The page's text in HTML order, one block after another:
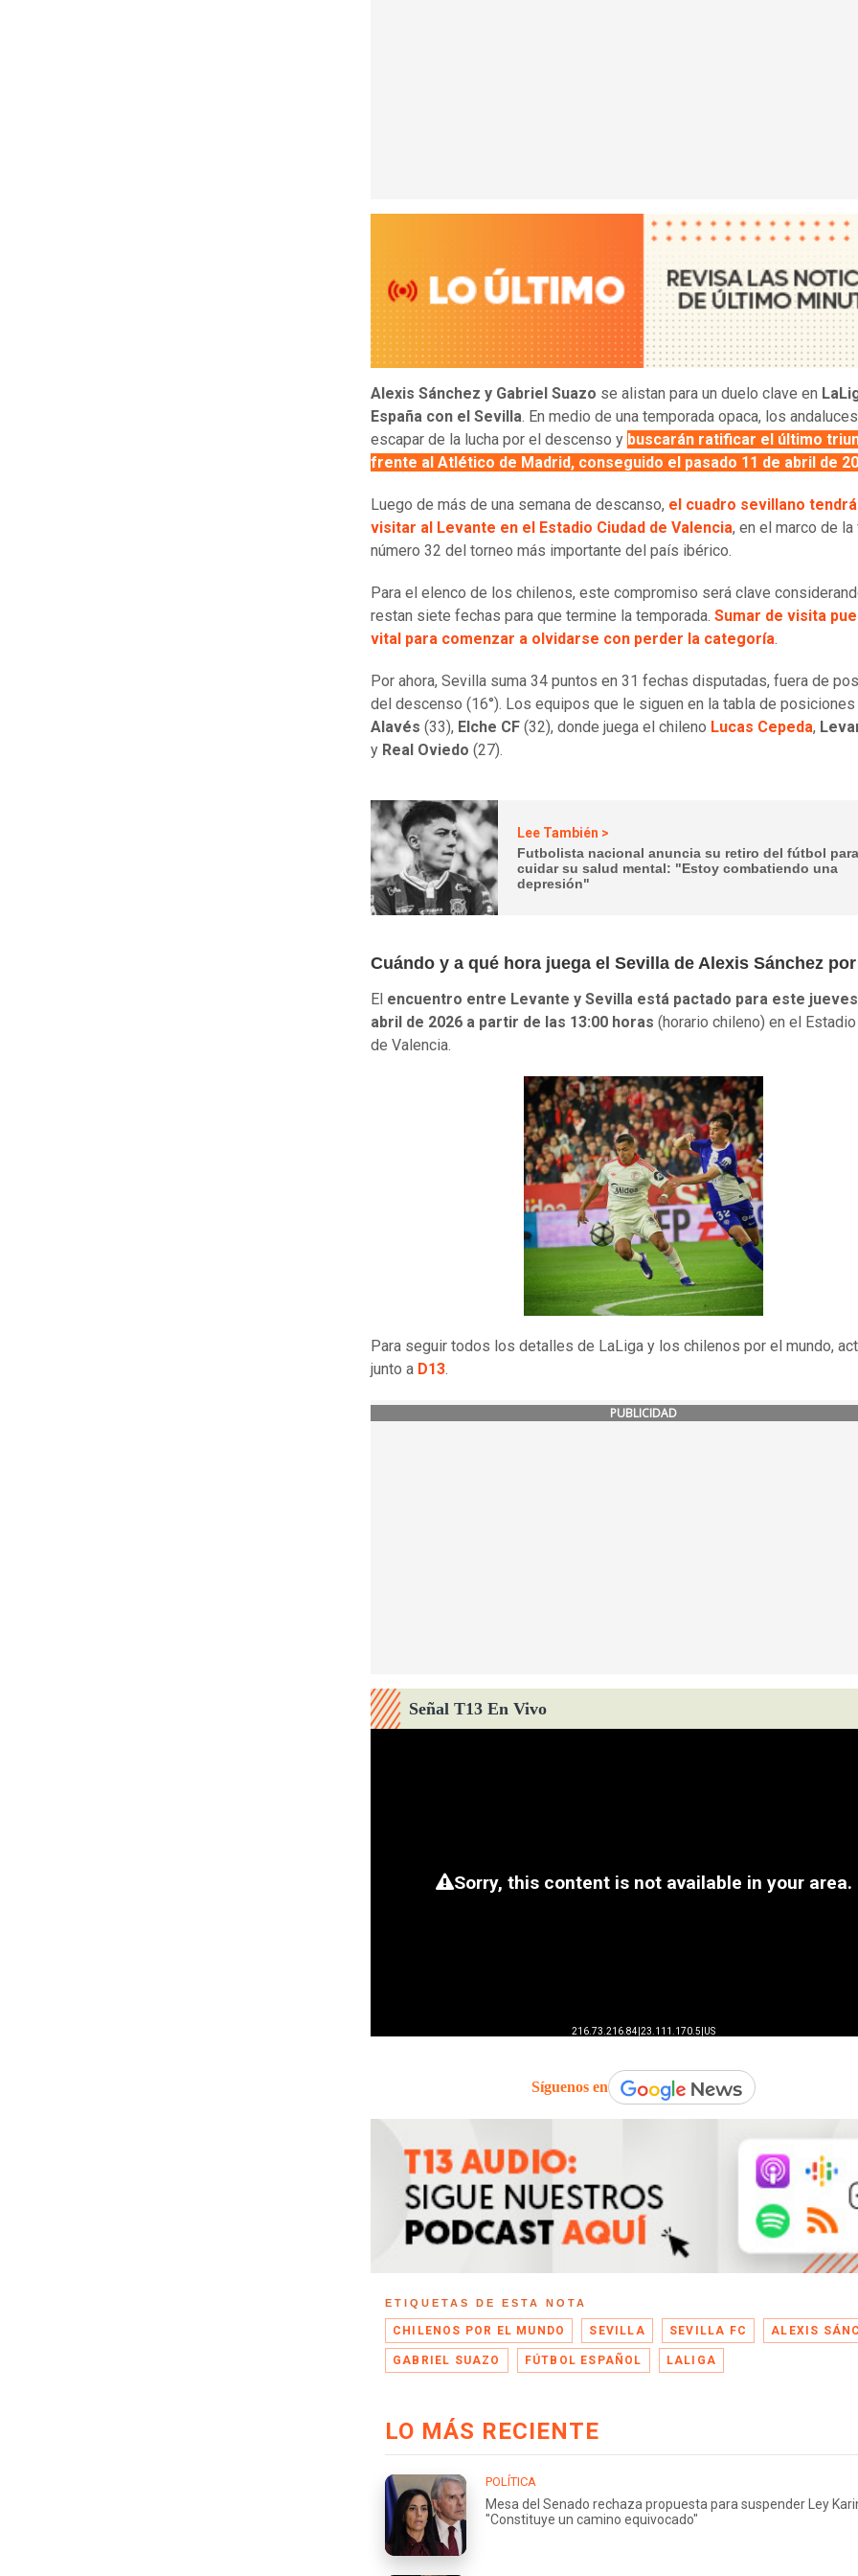
Alexis Sánchez y Gabriel Suazo se alistan para un duelo clave en
España con el Sevilla. En medio de una temporada opaca, los
escapar de la lucha por el descenso y buscarán ratificar el último
frente al Atlético de Madrid, conseguido el pasado 11 de abril de
Luego de más de una semana de descanso, el cuadro sevillano
visitar al Levante en el Estadio Ciudad de Valencia, en el marco de la
número 32 del torneo más importante del país ibérico.
Para el elenco de los chilenos, este compromiso será clave
restan siete fechas para que termine la temporada. Sumar de visita
vital para comenzar a olvidarse con perder la categoría.
Por ahora, Sevilla suma 34 puntos en 31 fechas disputadas, fuera de
del descenso (16°). Los equipos que le siguen en la tabla de posiciones
Alavés (33), Elche CF (32), donde juega el chileno Lucas Cepeda,
y Real Oviedo (27).
Lee También >
Futbolista nacional anuncia su retiro del fútbol para
cuidar su salud mental: "Estoy combatiendo una
depresión"
Cuándo y a qué hora juega el Sevilla de Alexis Sánchez
El encuentro entre Levante y Sevilla está pactado para este
abril de 2026 a partir de las 13:00 horas (horario chileno) en el Estadio
de Valencia.
Para seguir todos los detalles de LaLiga y los chilenos por el mundo,
junto a D13.
PUBLICIDAD
Señal T13 En Vivo
Síguenos en
ETIQUETAS DE ESTA NOTA
CHILENOS POR EL MUNDO SEVILLA SEVILLA FC ALEXIS
GABRIEL SUAZO FÚTBOL ESPAÑOL LALIGA
LO MÁS RECIENTE
POLÍTICA
Mesa del Senado rechaza propuesta para suspender Ley
"Constituye un camino equivocado"